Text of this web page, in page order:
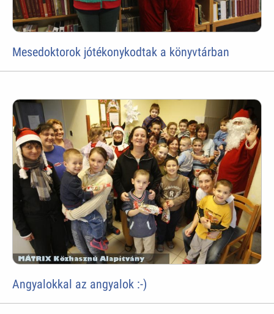
Mesedoktorok jótékonykodtak a könyvtárban
Angyalokkal az angyalok :-)